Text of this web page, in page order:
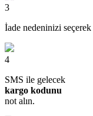
3
İade nedeninizi seçerek
4
SMS ile gelecek
kargo kodunu
not alın.